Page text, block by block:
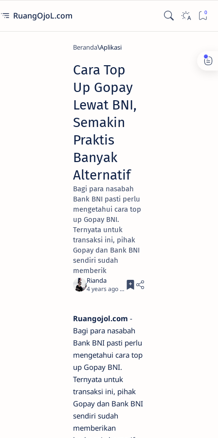
RuangOjoL.com
Beranda Aplikasi
Cara Top
Up Gopay
Lewat BNI,
Semakin
Praktis
Banyak
Alternatif
Bagi para nasabah
Bank BNI pasti perlu
mengetahui cara top
up Gopay BNI.
Ternyata untuk
transaksi ini, pihak
Gopay dan Bank BNI
sendiri sudah
memberik
4 years ago 5
Ruangojol.com -
Bagi para nasabah
Bank BNI pasti perlu
mengetahui cara top
up Gopay BNI.
Ternyata untuk
transaksi ini, pihak
Gopay dan Bank BNI
sendiri sudah
memberikan